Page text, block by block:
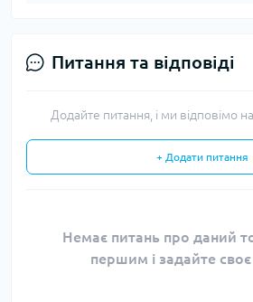
Питання та відповіді
Додайте питання, і ми відповімо
+ Додати питання
Немає питань про даний
першим і задайте